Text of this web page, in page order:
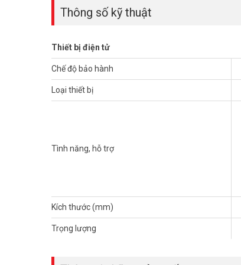
Ưu điểm khi sử dụng Loa Tingee
Thông số kỹ thuật
Thiết bị điện tử
Chế độ bảo hành
Loại thiết bị
Tình năng, hỗ trợ
Kích thước (mm)
Trọng lượng